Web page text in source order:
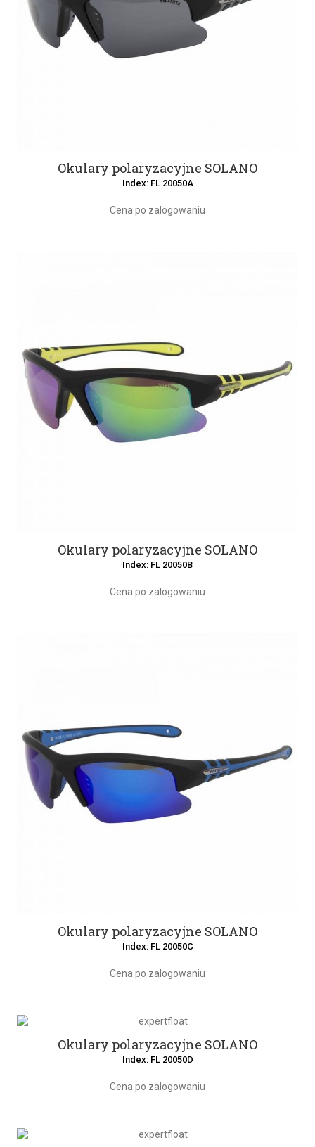
Okulary polaryzacyjne SOLANO
Index: FL 20050A
Cena po zalogowaniu
Okulary polaryzacyjne SOLANO
Index: FL 20050B
Cena po zalogowaniu
Okulary polaryzacyjne SOLANO
Index: FL 20050C
Cena po zalogowaniu
Okulary polaryzacyjne SOLANO
Index: FL 20050D
Cena po zalogowaniu